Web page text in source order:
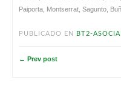
Paiporta, Montserrat, Sagunto,
PUBLICADO EN BT2-
← Prev post